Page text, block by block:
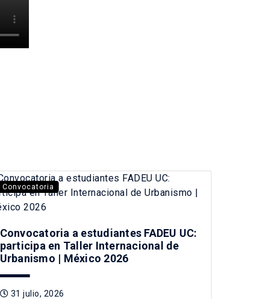
Convocatoria
Convocatoria a estudiantes FADEU UC:
participa en Taller Internacional de
Urbanismo | México 2026
31 julio, 2026